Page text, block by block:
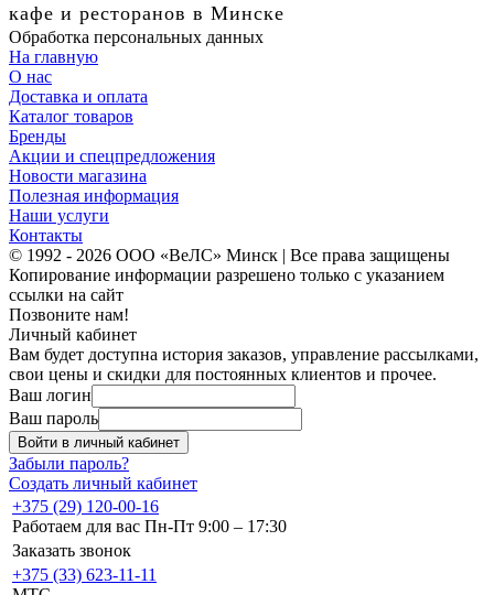
кафе и ресторанов в Минске
Обработка персональных данных
На главную
О нас
Доставка и оплата
Каталог товаров
Бренды
Акции и спецпредложения
Новости магазина
Полезная информация
Наши услуги
Контакты
© 1992 - 2026 ООО «ВеЛС» Минск | Все права защищены
Копирование информации разрешено только с указанием
ссылки на сайт
Позвоните нам!
Личный кабинет
Вам будет доступна история заказов, управление рассылками,
свои цены и скидки для постоянных клиентов и прочее.
Ваш логин
Ваш пароль
Войти в личный кабинет
Забыли пароль?
Создать личный кабинет
+375 (29) 120-00-16
Работаем для вас Пн-Пт 9:00 – 17:30
Заказать звонок
+375 (33) 623-11-11